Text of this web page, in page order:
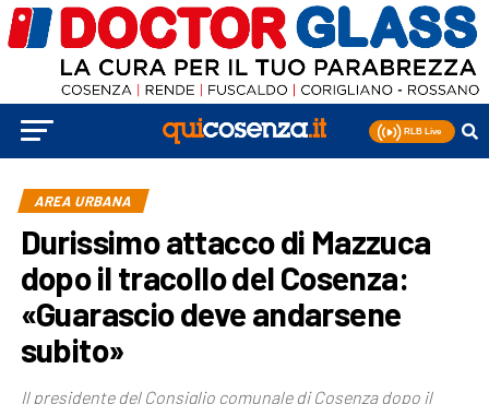
AREA URBANA
Durissimo attacco di Mazzuca
dopo il tracollo del Cosenza:
«Guarascio deve andarsene
subito»
Il presidente del Consiglio comunale di Cosenza dopo il